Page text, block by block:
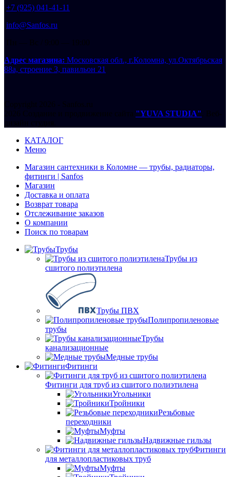
+7 (925) 041-41-11
info@Sanfos.ru
Пн — Вс / 9:00 — 19:00
Адрес магазина: Московская обл., г.Коломна, ул.Октябрьская
88а, строение 3, павильон 21
Copyright 2026 - Sanfos.ru
2026 Создание и продвижение сайта "YUVA STUDIA"
. Веб-
дизайн студия.
КАТАЛОГ
Меню
Магазин сантехники в Коломне — трубы, радиаторы,
фитинги | Sanfos
Магазин
Доставка и оплата
Возврат товара
Отслеживание заказов
О компании
Поиск по товарам
Трубы
Трубы из
сшитого полиэтилена
Трубы ПВХ
Полипропиленовые
трубы
Трубы
канализационные
Медные трубы
Фитинги
Фитинги для труб из сшитого полиэтилена
Угольники
Тройники
Резьбовые
переходники
Муфты
Надвижные гильзы
Фитинги
для металлопластиковых труб
Муфты